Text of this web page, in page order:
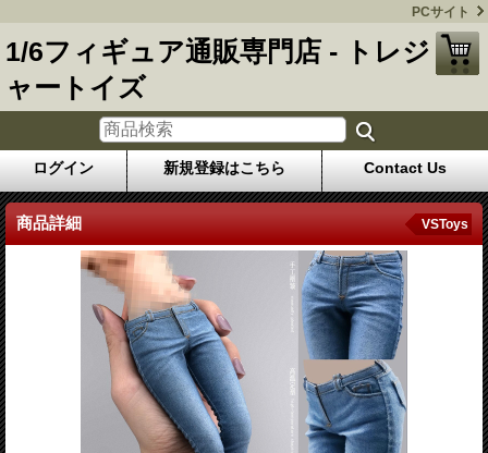
PCサイト
1/6フィギュア通販専門店 - トレジ
ャートイズ
ログイン 新規登録はこちら Contact Us
商品詳細 VSToys